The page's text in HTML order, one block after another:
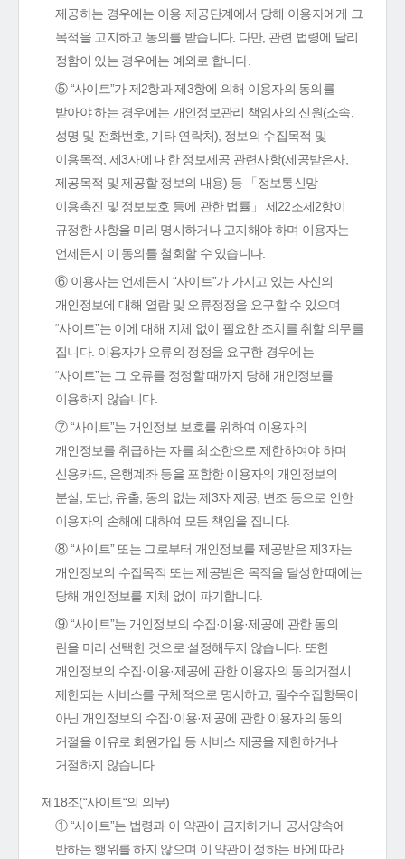
제공하는 경우에는 이용·제공단계에서 당해 이용자에게 그
목적을 고지하고 동의를 받습니다. 다만, 관련 법령에 달리
정함이 있는 경우에는 예외로 합니다.
⑤ “사이트”가 제2항과 제3항에 의해 이용자의 동의를
받아야 하는 경우에는 개인정보관리 책임자의 신원(소속,
성명 및 전화번호, 기타 연락처), 정보의 수집목적 및
이용목적, 제3자에 대한 정보제공 관련사항(제공받은자,
제공목적 및 제공할 정보의 내용) 등 「정보통신망
이용촉진 및 정보보호 등에 관한 법률」 제22조제2항이
규정한 사항을 미리 명시하거나 고지해야 하며 이용자는
언제든지 이 동의를 철회할 수 있습니다.
⑥ 이용자는 언제든지 “사이트”가 가지고 있는 자신의
개인정보에 대해 열람 및 오류정정을 요구할 수 있으며
“사이트”는 이에 대해 지체 없이 필요한 조치를 취할 의무를
집니다. 이용자가 오류의 정정을 요구한 경우에는
“사이트”는 그 오류를 정정할 때까지 당해 개인정보를
이용하지 않습니다.
⑦ “사이트”는 개인정보 보호를 위하여 이용자의
개인정보를 취급하는 자를 최소한으로 제한하여야 하며
신용카드, 은행계좌 등을 포함한 이용자의 개인정보의
분실, 도난, 유출, 동의 없는 제3자 제공, 변조 등으로 인한
이용자의 손해에 대하여 모든 책임을 집니다.
⑧ “사이트” 또는 그로부터 개인정보를 제공받은 제3자는
개인정보의 수집목적 또는 제공받은 목적을 달성한 때에는
당해 개인정보를 지체 없이 파기합니다.
⑨ “사이트”는 개인정보의 수집·이용·제공에 관한 동의
란을 미리 선택한 것으로 설정해두지 않습니다. 또한
개인정보의 수집·이용·제공에 관한 이용자의 동의거절시
제한되는 서비스를 구체적으로 명시하고, 필수수집항목이
아닌 개인정보의 수집·이용·제공에 관한 이용자의 동의
거절을 이유로 회원가입 등 서비스 제공을 제한하거나
거절하지 않습니다.
제18조(“사이트“의 의무)
① “사이트”는 법령과 이 약관이 금지하거나 공서양속에
반하는 행위를 하지 않으며 이 약관이 정하는 바에 따라